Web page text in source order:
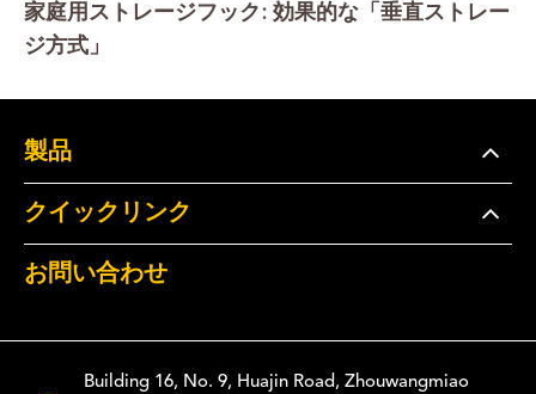
家庭用ストレージフック: 効果的な「垂直ストレー
ジ方式」
製品
クイックリンク
お問い合わせ
Building 16, No. 9, Huajin Road, Zhouwangmiao